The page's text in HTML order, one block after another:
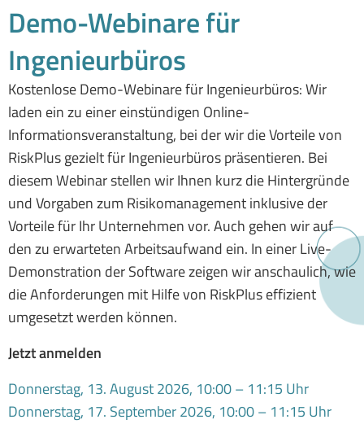
Demo-Webinare für
Ingenieurbüros
Kostenlose Demo-Webinare für Ingenieurbüros: Wir
laden ein zu einer einstündigen Online-
Informationsveranstaltung, bei der wir die Vorteile von
RiskPlus gezielt für Ingenieurbüros präsentieren. Bei
diesem Webinar stellen wir Ihnen kurz die Hintergründe
und Vorgaben zum Risikomanagement inklusive der
Vorteile für Ihr Unternehmen vor. Auch gehen wir auf
den zu erwarteten Arbeitsaufwand ein. In einer Live-
Demonstration der Software zeigen wir anschaulich, wie
die Anforderungen mit Hilfe von RiskPlus effizient
umgesetzt werden können.
Jetzt anmelden
Donnerstag, 13. August 2026, 10:00 – 11:15 Uhr
Donnerstag, 17. September 2026, 10:00 – 11:15 Uhr